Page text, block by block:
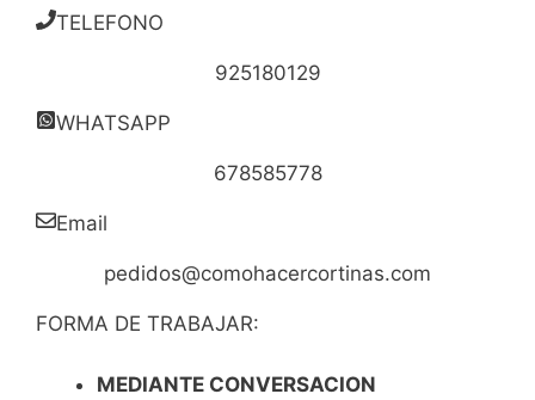
TELEFONO
925180129
WHATSAPP
678585778
Email
pedidos@comohacercortinas.com
FORMA DE TRABAJAR:
MEDIANTE CONVERSACION